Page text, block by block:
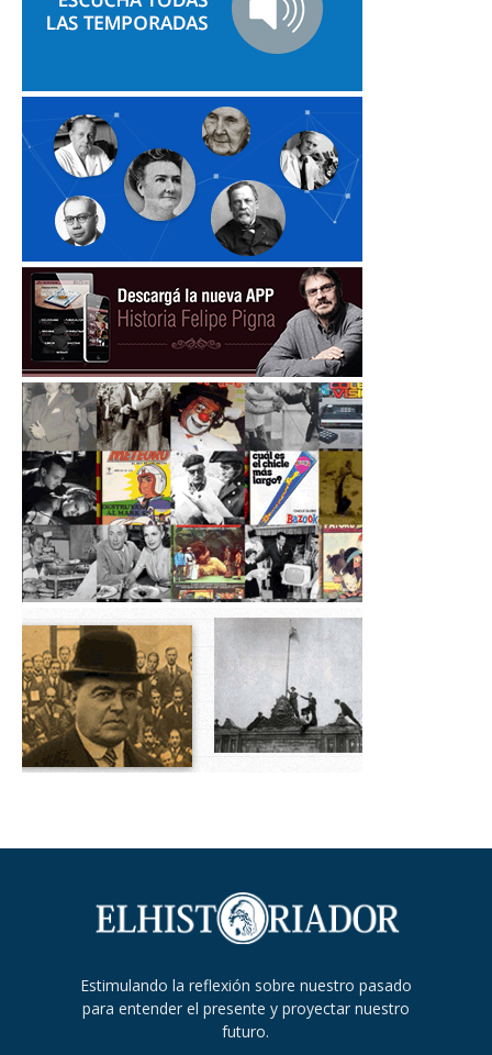
Estimulando la reflexión sobre nuestro pasado
para entender el presente y proyectar nuestro
futuro.